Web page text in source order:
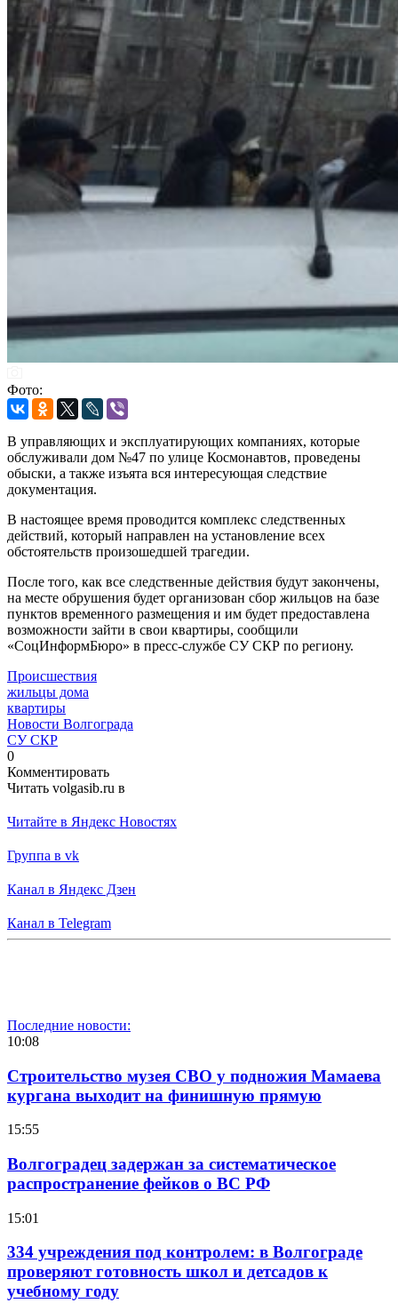
Фото:
В управляющих и эксплуатирующих компаниях, которые
обслуживали дом №47 по улице Космонавтов, проведены
обыски, а также изъята вся интересующая следствие
документация.
В настоящее время проводится комплекс следственных
действий, который направлен на установление всех
обстоятельств произошедшей трагедии.
После того, как все следственные действия будут закончены,
на месте обрушения будет организован сбор жильцов на базе
пунктов временного размещения и им будет предоставлена
возможности зайти в свои квартиры, сообщили
«СоцИнформБюро» в пресс-службе СУ СКР по региону.
Происшествия
жильцы дома
квартиры
Новости Волгограда
СУ СКР
0
Комментировать
Читать volgasib.ru в
Читайте в Яндекс Новостях
Группа в vk
Канал в Яндекс Дзен
Канал в Telegram
Последние новости:
10:08
Строительство музея СВО у подножия Мамаева
кургана выходит на финишную прямую
15:55
Волгоградец задержан за систематическое
распространение фейков о ВС РФ
15:01
334 учреждения под контролем: в Волгограде
проверяют готовность школ и детсадов к
учебному году